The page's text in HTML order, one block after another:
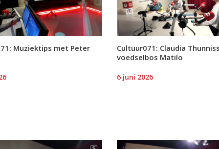
Muziektips met Peter
Cultuur071: Claudia
voedselbos Matilo
6 juni 2026